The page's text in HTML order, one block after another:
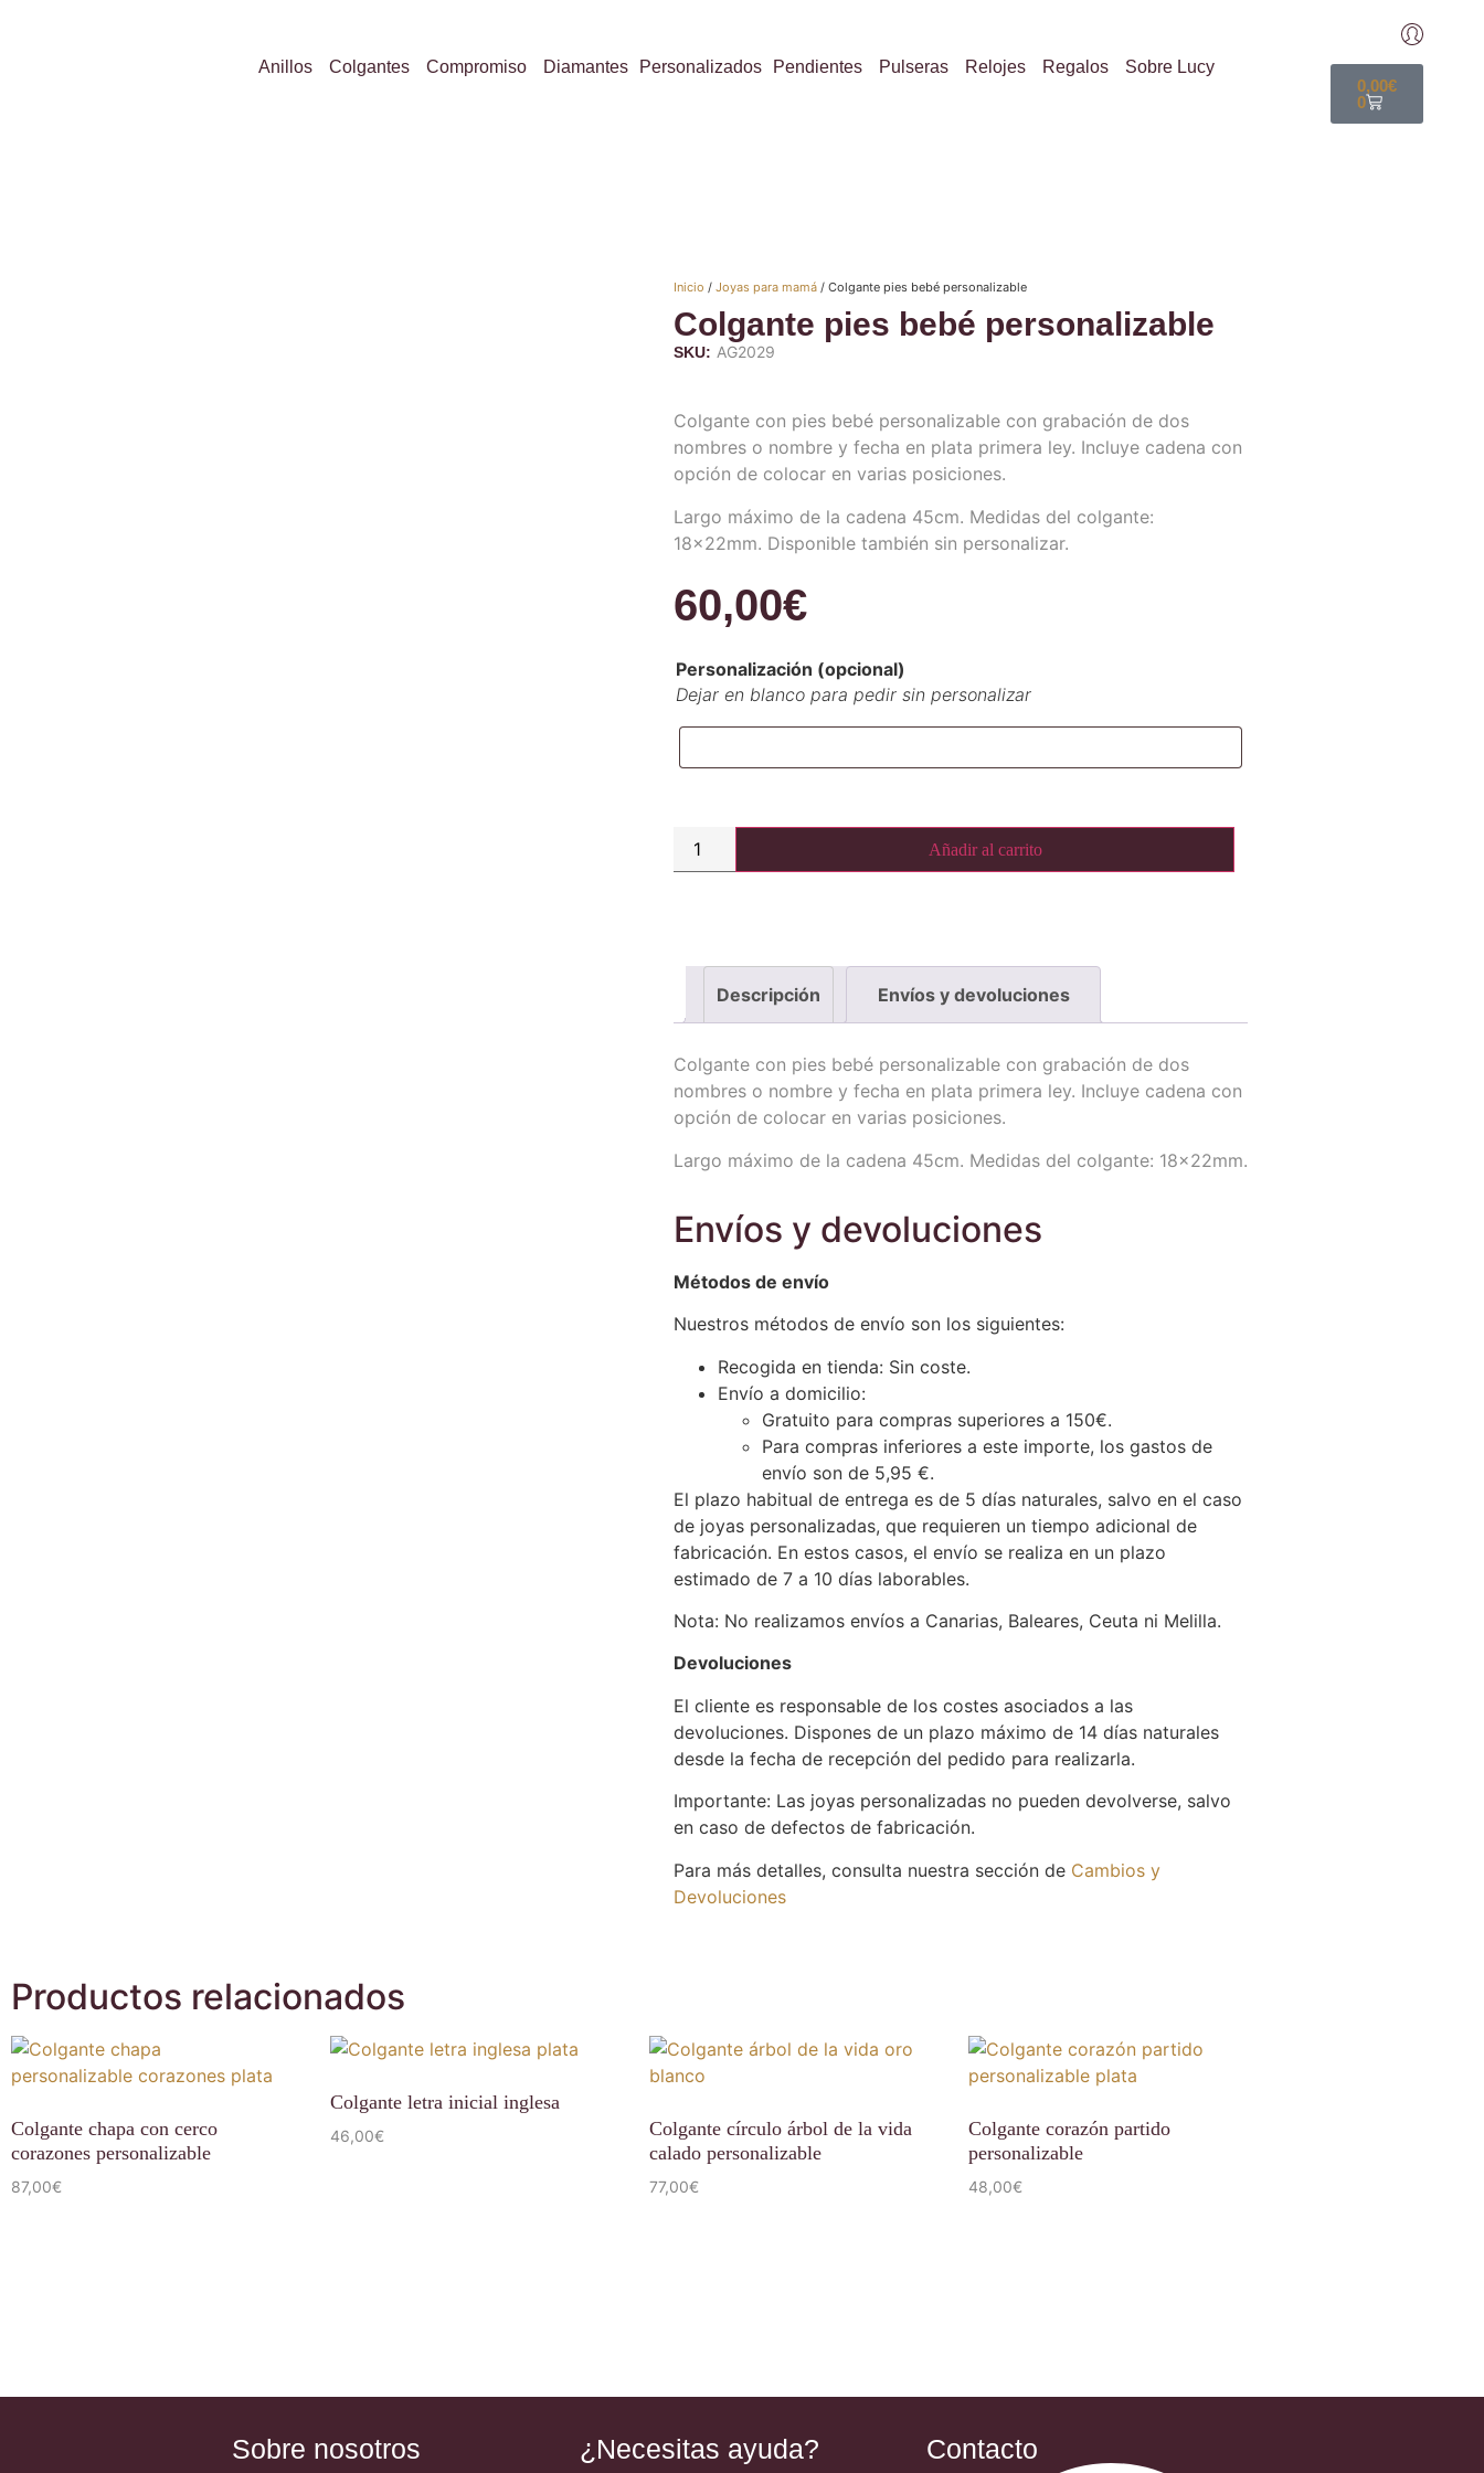
Anillos Colgantes Compromiso Diamantes Personalizados Pendientes Pulseras Relojes Regalos
Sobre Lucy
0,00€
0
Inicio / Joyas para mamá / Colgante pies bebé personalizable
Colgante pies bebé personalizable
SKU: AG2029
Colgante con pies bebé personalizable con grabación de dos
nombres o nombre y fecha en plata primera ley. Incluye cadena con
opción de colocar en varias posiciones.
Largo máximo de la cadena 45cm. Medidas del colgante:
18x22mm. Disponible también sin personalizar.
60,00€
Personalización (opcional)
Dejar en blanco para pedir sin personalizar
Añadir al carrito
Descripción Envíos y devoluciones
Colgante con pies bebé personalizable con grabación de dos
nombres o nombre y fecha en plata primera ley. Incluye cadena con
opción de colocar en varias posiciones.
Largo máximo de la cadena 45cm. Medidas del colgante: 18x22mm.
Envíos y devoluciones
Métodos de envío
Nuestros métodos de envío son los siguientes:
Recogida en tienda: Sin coste.
Envío a domicilio:
Gratuito para compras superiores a 150€.
Para compras inferiores a este importe, los gastos de
envío son de 5,95 €.
El plazo habitual de entrega es de 5 días naturales, salvo en el caso
de joyas personalizadas, que requieren un tiempo adicional de
fabricación. En estos casos, el envío se realiza en un plazo
estimado de 7 a 10 días laborables.
Nota: No realizamos envíos a Canarias, Baleares, Ceuta ni Melilla.
Devoluciones
El cliente es responsable de los costes asociados a las
devoluciones. Dispones de un plazo máximo de 14 días naturales
desde la fecha de recepción del pedido para realizarla.
Importante: Las joyas personalizadas no pueden devolverse, salvo
en caso de defectos de fabricación.
Para más detalles, consulta nuestra sección de Cambios y
Devoluciones
Productos relacionados
Colgante chapa con cerco
corazones personalizable
87,00€
Colgante letra inicial inglesa
46,00€
Colgante círculo árbol de la vida
calado personalizable
77,00€
Colgante corazón partido
personalizable
48,00€
Sobre nosotros ¿Necesitas ayuda? Contacto